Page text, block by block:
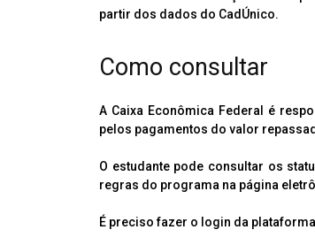
partir dos dados do CadÚnico.
Como consultar
A Caixa Econômica Federal é
pelos pagamentos do valor
O estudante pode consultar os
regras do programa na página
É preciso fazer o login da